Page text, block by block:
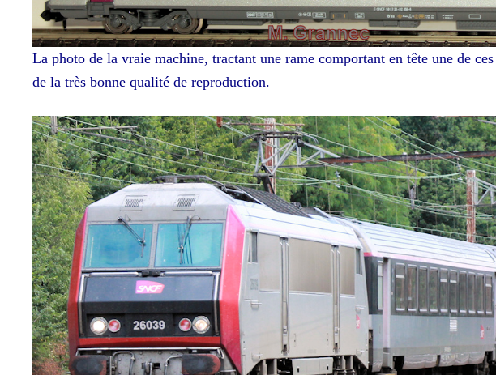
La photo de la vraie machine, tractant une rame comportant en tête une de
de la très bonne qualité de reproduction.